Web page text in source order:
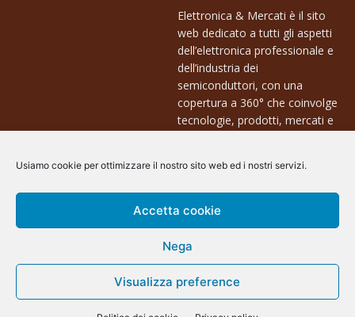
Usiamo cookie per ottimizzare il nostro sito web ed i nostri servizi.
Accetta cookie
Nega
Visualizza preference
Elettronica & Mercati è il sito
web dedicato a tutti gli aspetti
dell’elettronica professionale e
dell’industria dei
semiconduttori, con una
copertura a 360° che coinvolge
tecnologie, prodotti, mercati e
Contatti:
info@arscommunication.it
@ArsCommunication 2023